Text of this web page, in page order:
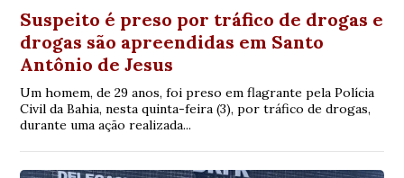
Suspeito é preso por tráfico de drogas e
drogas são apreendidas em Santo
Antônio de Jesus
Um homem, de 29 anos, foi preso em flagrante pela Polícia
Civil da Bahia, nesta quinta-feira (3), por tráfico de drogas,
durante uma ação realizada...